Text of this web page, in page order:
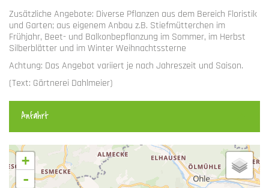
Zusätzliche Angebote: Diverse Pflanzen aus dem Bereich Floristik
und Garten; aus eigenem Anbau z.B. Stiefmütterchen im
Frühjahr, Beet- und Balkonbepflanzung im Sommer, im Herbst
Silberblätter und im Winter Weihnachtssterne
Achtung: Das Angebot variiert je nach Jahreszeit und Saison.
(Text: Gärtnerei Dahlmeier)
Anfahrt
+
-